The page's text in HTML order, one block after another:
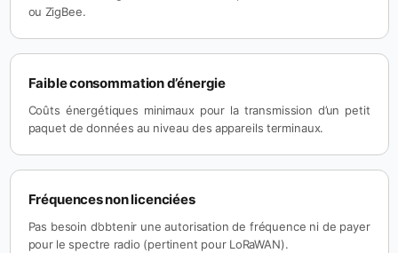
ou ZigBee.
Faible consommation d’énergie
Coûts énergétiques minimaux pour la transmission d’un petit
paquet de données au niveau des appareils terminaux.
Fréquences non licenciées
Pas besoin d’obtenir une autorisation de fréquence ni de payer
pour le spectre radio (pertinent pour LoRaWAN).